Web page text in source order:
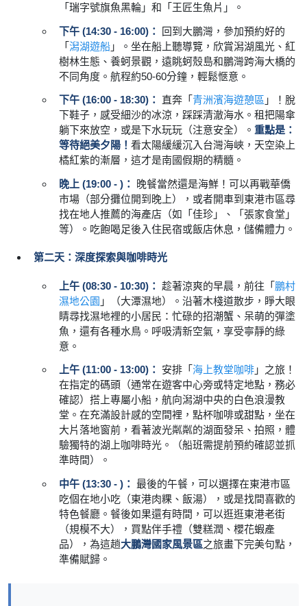
「瑞字號旗魚黑輪」和「王匠生魚片」。
下午 (14:30 - 16:00)：
回到大鵬灣，參加預約好的
「 潟湖遊船」。坐在船上聽導覽，欣賞潟湖風光、紅
樹林生態、養蚵景觀，遠眺蚵殼島和鵬灣跨海大橋的
不同角度。航程約50-60分鐘，輕鬆愜意。
下午 (16:00 - 18:30)： 直奔「 青洲濱海遊憩區 」！脫
下鞋子，感受細沙的冰涼，踩踩清澈海水。租把陽傘
躺下來放空，或是下水玩玩（注意安全）。 重點是：
等待絕美夕陽！ 看太陽緩緩沉入台灣海峽，天空染上
橘紅紫的漸層，這才是南國假期的精髓。
晚上 (19:00 - )：
晚餐當然還是海鮮！可以再戰華僑
市場（部分攤位開到晚上），或者開車到東港市區尋
找在地人推薦的海產店（如「佳珍」、「張家食堂」
等）。吃飽喝足後入住民宿或飯店休息，儲備體力。
第二天：深度探索與咖啡時光
上午 (08:30 - 10:30)： 趁著涼爽的早晨，前往「 鵬村
濕地公園 」（大潭濕地）。沿著木棧道散步，睜大眼
睛尋找濕地裡的小居民：忙碌的招潮蟹、呆萌的彈塗
魚，還有各種水鳥。呼吸清新空氣，享受寧靜的綠
意。
上午 (11:00 - 13:00)： 安排「 海上教堂咖啡」之旅！
在指定的碼頭（通常在遊客中心旁或特定地點，務必
確認）搭上專屬小船，航向潟湖中央的白色浪漫教
堂。在充滿設計感的空間裡，點杯咖啡或甜點，坐在
大片落地窗前，看著波光粼粼的湖面發呆、拍照，體
驗獨特的湖上咖啡時光。（船班需提前預約確認並抓
準時間）。
中午 (13:30 - )： 最後的午餐，可以選擇在東港市區
吃個在地小吃（東港肉粿、飯湯），或是找間喜歡的
特色餐廳。餐後如果還有時間，可以逛逛東港老街
（規模不大），買點伴手禮（雙糕潤、櫻花蝦產
品），為這趟大鵬灣國家風景區之旅畫下完美句點，
準備賦歸。